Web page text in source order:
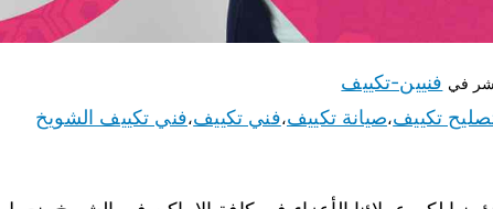
في فنيين-تكييف
تكييف،صيانة تكييف،فني تكييف،فني تكييف الشويخ